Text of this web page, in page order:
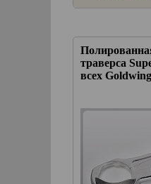
траверса
всех